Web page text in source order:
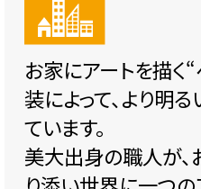
お家にアートを描く
装によって、より明
ています。
美大出身の職人が